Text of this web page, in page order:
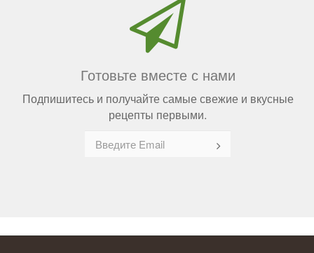
Готовьте вместе с нами
Подпишитесь и получайте самые свежие и вкусные
рецепты первыми.